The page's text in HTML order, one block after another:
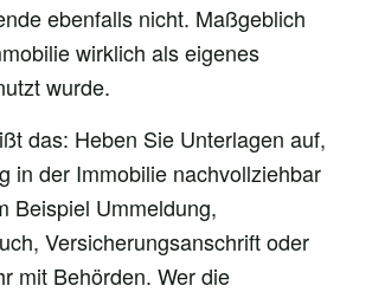
ebenfalls nicht. Maßgeblich
wirklich als eigenes
wurde.
das: Heben Sie Unterlagen auf,
in der Immobilie nachvollziehbar
Beispiel Ummeldung,
Versicherungsanschrift oder
mit Behörden. Wer die